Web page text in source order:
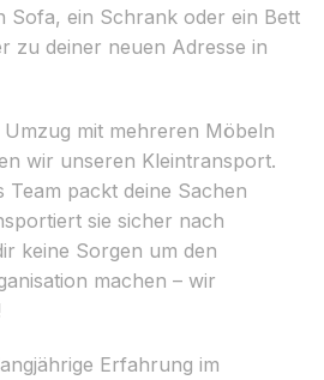
Sofa, ein Schrank oder ein Bett
zu deiner neuen Adresse in
mit mehreren Möbeln
wir unseren Kleintransport.
packt deine Sachen
sie sicher nach
keine Sorgen um den
machen – wir
Erfahrung im